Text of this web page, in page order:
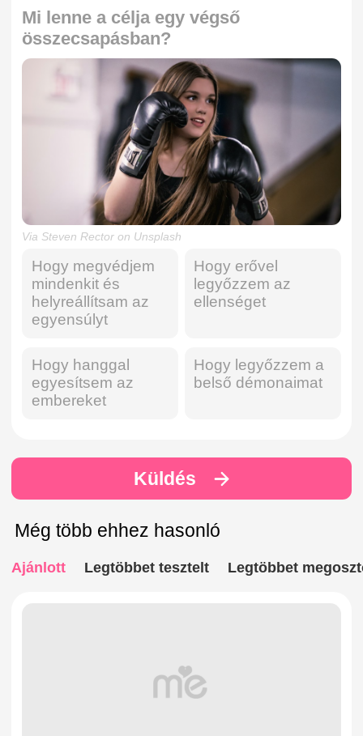
Mi lenne a célja egy végső
összecsapásban?
Via Steven Rector on Unsplash
Hogy megvédjem
mindenkit és
helyreállítsam az
egyensúlyt
Hogy erővel
legyőzzem az
ellenséget
Hogy hanggal
egyesítsem az
embereket
Hogy legyőzzem a
belső démonaimat
Küldés
Még több ehhez hasonló
Ajánlott Legtöbbet tesztelt Legtöbbet